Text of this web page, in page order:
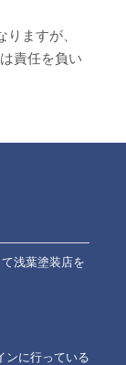
ますが、
責任を負い
浅葉塗装店を
ンに行っている